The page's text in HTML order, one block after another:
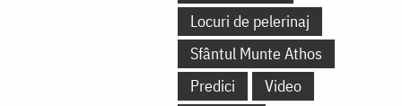
Locuri de pelerinaj
Sfântul Munte Athos
Predici
Video